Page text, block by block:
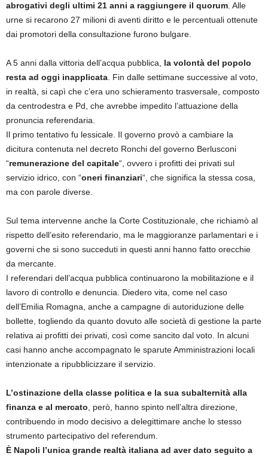
abrogativi degli ultimi 21 anni a raggiungere il quorum. Alle
urne si recarono 27 milioni di aventi diritto e le percentuali ottenute
dai promotori della consultazione furono bulgare.
A 5 anni dalla vittoria dell’acqua pubblica, la volontà del popolo
resta ad oggi inapplicata. Fin dalle settimane successive al voto,
in realtà, si capì che c’era uno schieramento trasversale, composto
da centrodestra e Pd, che avrebbe impedito l’attuazione della
pronuncia referendaria.
Il primo tentativo fu lessicale. Il governo provò a cambiare la
dicitura contenuta nel decreto Ronchi del governo Berlusconi
“remunerazione del capitale“, ovvero i profitti dei privati sul
servizio idrico, con “oneri finanziari“, che significa la stessa cosa,
ma con parole diverse.
Sul tema intervenne anche la Corte Costituzionale, che richiamò al
rispetto dell’esito referendario, ma le maggioranze parlamentari e i
governi che si sono succeduti in questi anni hanno fatto orecchie
da mercante.
I referendari dell’acqua pubblica continuarono la mobilitazione e il
lavoro di controllo e denuncia. Diedero vita, come nel caso
dell’Emilia Romagna, anche a campagne di autoriduzione delle
bollette, togliendo da quanto dovuto alle società di gestione la parte
relativa ai profitti dei privati, così come sancito dal voto. In alcuni
casi hanno anche accompagnato le sparute Amministrazioni locali
intenzionate a ripubblicizzare il servizio.
L’ostinazione della classe politica e la sua subalternità alla
finanza e al mercato, però, hanno spinto nell’altra direzione,
contribuendo in modo decisivo a delegittimare anche lo stesso
strumento partecipativo del referendum.
È Napoli l’unica grande realtà italiana ad aver dato seguito a